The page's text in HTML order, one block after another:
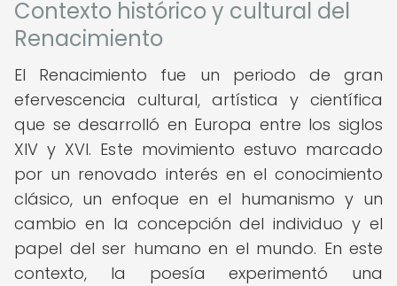
Contexto histórico y cultural del
Renacimiento
El Renacimiento fue un periodo de gran
efervescencia cultural, artística y científica
que se desarrolló en Europa entre los siglos
XIV y XVI. Este movimiento estuvo marcado
por un renovado interés en el conocimiento
clásico, un enfoque en el humanismo y un
cambio en la concepción del individuo y el
papel del ser humano en el mundo. En este
contexto, la poesía experimentó una